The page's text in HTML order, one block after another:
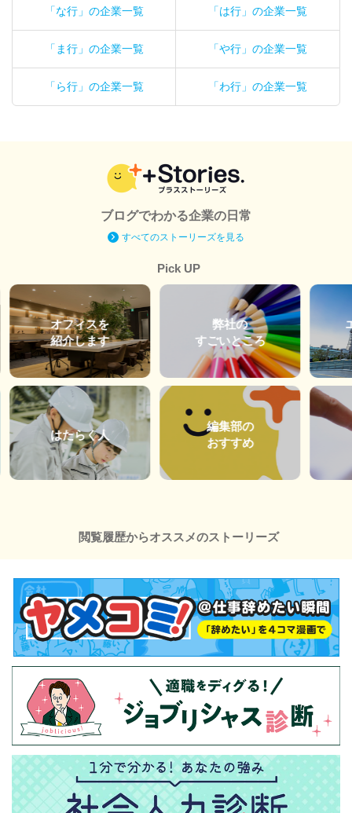
「な行」の企業一覧 「は行」の企業一覧
「ま行」の企業一覧 「や行」の企業一覧
「ら行」の企業一覧 「わ行」の企業一覧
ブログでわかる企業の日常
すべてのストーリーズを見る
Pick UP
オフィスを
紹介します
はたらく人
弊社の
すごいところ
編集部の
おすすめ
閲覧履歴からオススメのストーリーズ